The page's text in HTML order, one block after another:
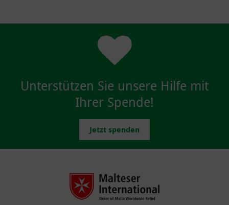
Unterstützen Sie unsere Hilfe mit
Ihrer Spende!
Jetzt spenden